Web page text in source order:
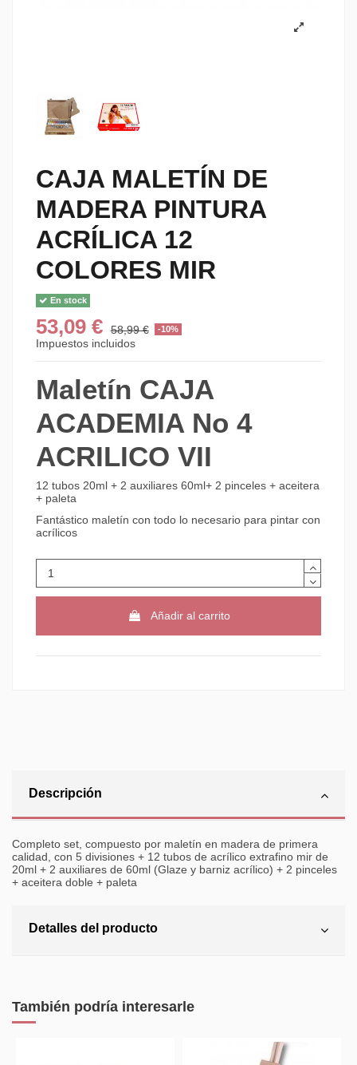
CAJA MALETÍN DE
MADERA PINTURA
ACRÍLICA 12
COLORES MIR
En stock
53,09 € 58,99 € -10%
Impuestos incluidos
Maletín CAJA
ACADEMIA No 4
ACRILICO VII
12 tubos 20ml + 2 auxiliares 60ml+ 2 pinceles + aceitera
+ paleta
Fantástico maletín con todo lo necesario para pintar con
acrílicos
Añadir al carrito
Descripción
Completo set, compuesto por maletín en madera de primera
calidad, con 5 divisiones + 12 tubos de acrílico extrafino mir de
20ml + 2 auxiliares de 60ml (Glaze y barniz acrílico) + 2 pinceles
+ aceitera doble + paleta
Detalles del producto
También podría interesarle